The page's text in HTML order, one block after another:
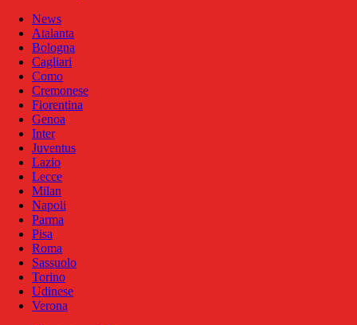
News
Atalanta
Bologna
Cagliari
Como
Cremonese
Fiorentina
Genoa
Inter
Juventus
Lazio
Lecce
Milan
Napoli
Parma
Pisa
Roma
Sassuolo
Torino
Udinese
Verona